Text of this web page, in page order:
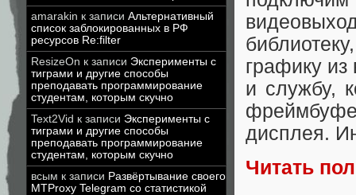
amarakin к записи Альтернативный
список заблокированных в РФ
ресурсов Re:filter
ResizeOn к записи Эксперименты с
тиграми и другие способы
преподавать программирование
студентам, которым скучно
Text2Vid к записи Эксперименты с
тиграми и другие способы
преподавать программирование
студентам, которым скучно
всым к записи Развёртывание своего
MTProxy Telegram со статистикой
графику
и службу,
дисплея.
Читать